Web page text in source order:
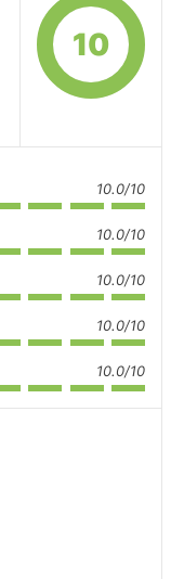
10
10.0/10
10.0/10
10.0/10
10.0/10
10.0/10